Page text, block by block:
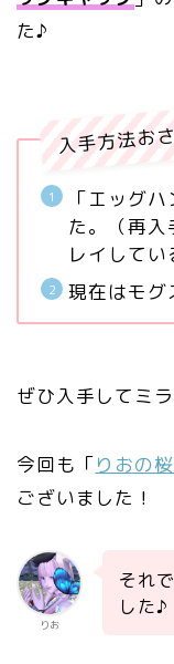
た♪
入手方法お
「エッグ
た。（再
レイしてい
現在はモグ
ぜひ入手してミ
今回も「りおの
ございました！
りお
それ
した♪